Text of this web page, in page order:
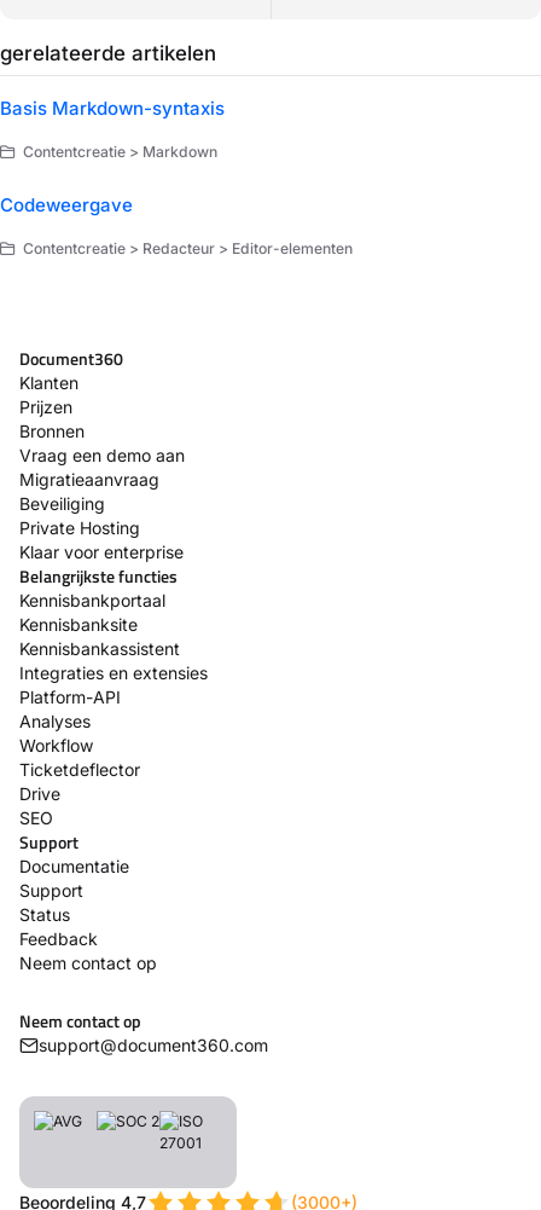
gerelateerde artikelen
Basis Markdown-syntaxis
Contentcreatie > Markdown
Codeweergave
Contentcreatie > Redacteur > Editor-elementen
Document360
Klanten
Prijzen
Bronnen
Vraag een demo aan
Migratieaanvraag
Beveiliging
Private Hosting
Klaar voor enterprise
Belangrijkste functies
Kennisbankportaal
Kennisbanksite
Kennisbankassistent
Integraties en extensies
Platform-API
Analyses
Workflow
Ticketdeflector
Drive
SEO
Support
Documentatie
Support
Status
Feedback
Neem contact op
Neem contact op
support@document360.com
Beoordeling 4,7 (3000+)